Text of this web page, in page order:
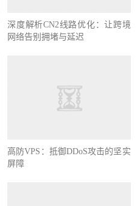
深度解析CN2线路优化：让跨境
网络告别拥堵与延迟
高防VPS：抵御DDoS攻击的坚实
屏障